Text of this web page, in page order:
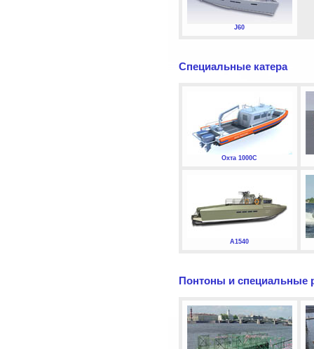
J60
Специальные катера
Охта 1000С
А1540
Понтоны и специальные